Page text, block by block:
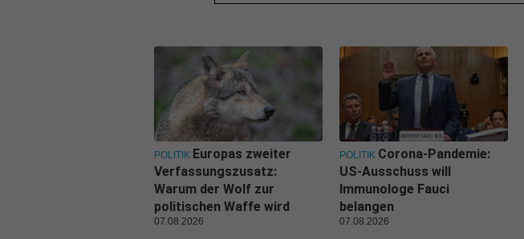
POLITIK Europas zweiter
Verfassungszusatz:
Warum der Wolf zur
politischen Waffe wird
07.08.2026
POLITIK Corona-Pandemie:
US-Ausschuss will
Immunologe Fauci
belangen
07.08.2026